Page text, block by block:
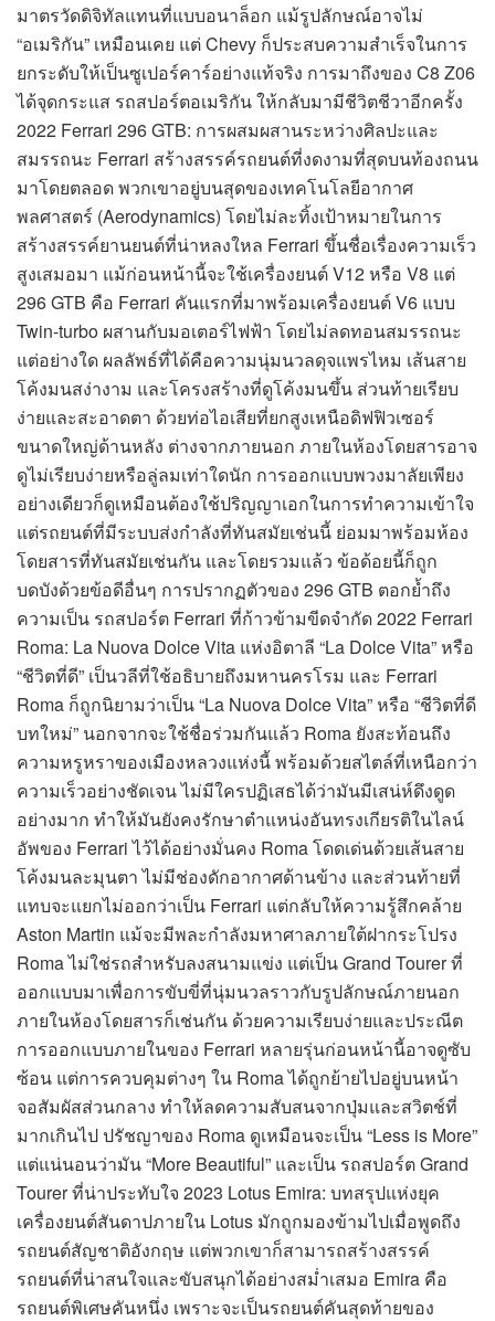
มาตรวัดดิจิทัลแทนที่แบบอนาล็อก แม้รูปลักษณ์อาจไม่
“อเมริกัน” เหมือนเคย แต่ Chevy ก็ประสบความสำเร็จในการ
ยกระดับให้เป็นซูเปอร์คาร์อย่างแท้จริง การมาถึงของ C8 Z06
ได้จุดกระแส รถสปอร์ตอเมริกัน ให้กลับมามีชีวิตชีวาอีกครั้ง
2022 Ferrari 296 GTB: การผสมผสานระหว่างศิลปะและ
สมรรถนะ Ferrari สร้างสรรค์รถยนต์ที่งดงามที่สุดบนท้องถนน
มาโดยตลอด พวกเขาอยู่บนสุดของเทคโนโลยีอากาศ
พลศาสตร์ (Aerodynamics) โดยไม่ละทิ้งเป้าหมายในการ
สร้างสรรค์ยานยนต์ที่น่าหลงใหล Ferrari ขึ้นชื่อเรื่องความเร็ว
สูงเสมอมา แม้ก่อนหน้านี้จะใช้เครื่องยนต์ V12 หรือ V8 แต่
296 GTB คือ Ferrari คันแรกที่มาพร้อมเครื่องยนต์ V6 แบบ
Twin-turbo ผสานกับมอเตอร์ไฟฟ้า โดยไม่ลดทอนสมรรถนะ
แต่อย่างใด ผลลัพธ์ที่ได้คือความนุ่มนวลดุจแพรไหม เส้นสาย
โค้งมนสง่างาม และโครงสร้างที่ดูโค้งมนขึ้น ส่วนท้ายเรียบ
ง่ายและสะอาดตา ด้วยท่อไอเสียที่ยกสูงเหนือดิฟฟิวเซอร์
ขนาดใหญ่ด้านหลัง ต่างจากภายนอก ภายในห้องโดยสารอาจ
ดูไม่เรียบง่ายหรือลู่ลมเท่าใดนัก การออกแบบพวงมาลัยเพียง
อย่างเดียวก็ดูเหมือนต้องใช้ปริญญาเอกในการทำความเข้าใจ
แต่รถยนต์ที่มีระบบส่งกำลังที่ทันสมัยเช่นนี้ ย่อมมาพร้อมห้อง
โดยสารที่ทันสมัยเช่นกัน และโดยรวมแล้ว ข้อด้อยนี้ก็ถูก
บดบังด้วยข้อดีอื่นๆ การปรากฏตัวของ 296 GTB ตอกย้ำถึง
ความเป็น รถสปอร์ต Ferrari ที่ก้าวข้ามขีดจำกัด 2022 Ferrari
Roma: La Nuova Dolce Vita แห่งอิตาลี “La Dolce Vita” หรือ
“ชีวิตที่ดี” เป็นวลีที่ใช้อธิบายถึงมหานครโรม และ Ferrari
Roma ก็ถูกนิยามว่าเป็น “La Nuova Dolce Vita” หรือ “ชีวิตที่ดี
บทใหม่” นอกจากจะใช้ชื่อร่วมกันแล้ว Roma ยังสะท้อนถึง
ความหรูหราของเมืองหลวงแห่งนี้ พร้อมด้วยสไตล์ที่เหนือกว่า
ความเร็วอย่างชัดเจน ไม่มีใครปฏิเสธได้ว่ามันมีเสน่ห์ดึงดูด
อย่างมาก ทำให้มันยังคงรักษาตำแหน่งอันทรงเกียรติในไลน์
อัพของ Ferrari ไว้ได้อย่างมั่นคง Roma โดดเด่นด้วยเส้นสาย
โค้งมนละมุนตา ไม่มีช่องดักอากาศด้านข้าง และส่วนท้ายที่
แทบจะแยกไม่ออกว่าเป็น Ferrari แต่กลับให้ความรู้สึกคล้าย
Aston Martin แม้จะมีพละกำลังมหาศาลภายใต้ฝากระโปรง
Roma ไม่ใช่รถสำหรับลงสนามแข่ง แต่เป็น Grand Tourer ที่
ออกแบบมาเพื่อการขับขี่ที่นุ่มนวลราวกับรูปลักษณ์ภายนอก
ภายในห้องโดยสารก็เช่นกัน ด้วยความเรียบง่ายและประณีต
การออกแบบภายในของ Ferrari หลายรุ่นก่อนหน้านี้อาจดูซับ
ซ้อน แต่การควบคุมต่างๆ ใน Roma ได้ถูกย้ายไปอยู่บนหน้า
จอสัมผัสส่วนกลาง ทำให้ลดความสับสนจากปุ่มและสวิตช์ที่
มากเกินไป ปรัชญาของ Roma ดูเหมือนจะเป็น “Less is More”
แต่แน่นอนว่ามัน “More Beautiful” และเป็น รถสปอร์ต Grand
Tourer ที่น่าประทับใจ 2023 Lotus Emira: บทสรุปแห่งยุค
เครื่องยนต์สันดาปภายใน Lotus มักถูกมองข้ามไปเมื่อพูดถึง
รถยนต์สัญชาติอังกฤษ แต่พวกเขาก็สามารถสร้างสรรค์
รถยนต์ที่น่าสนใจและขับสนุกได้อย่างสม่ำเสมอ Emira คือ
รถยนต์พิเศษคันหนึ่ง เพราะจะเป็นรถยนต์คันสุดท้ายของ